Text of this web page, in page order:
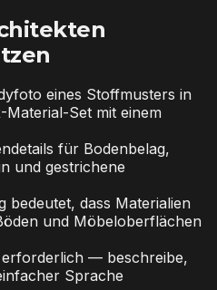
eines Stoffmusters in
Material-Set mit einem
für Bodenbelag,
und gestrichene
bedeutet, dass Materialien
und Möbeloberflächen
erforderlich — beschreibe,
Sprache